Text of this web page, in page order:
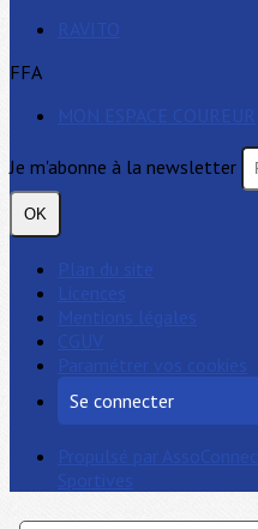
RAVITO
FFA
MON ESPACE COUREUR
Je m'abonne à la newsletter
OK
Plan du site
Licences
Mentions légales
CGUV
Paramétrer vos cookies
Se connecter
Propulsé par
Sportives